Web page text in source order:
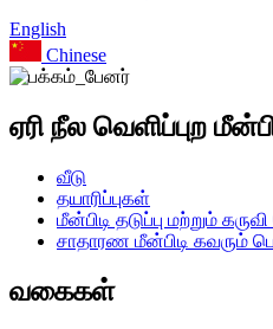
English
Chinese
ஏரி நீல வெளிப்புற
வீடு
தயாரிப்புகள்
மீன்பிடி தடுப்பு மற்றும் கருவி
சாதாரண மீன்பிடி கவரும்
வகைகள்